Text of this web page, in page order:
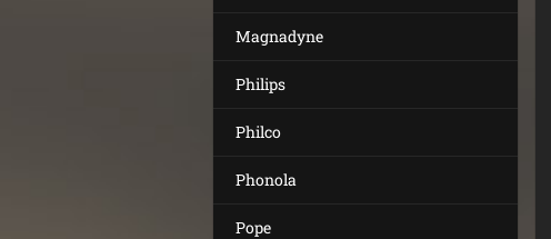
Magnadyne
Philips
Philco
Phonola
Pope